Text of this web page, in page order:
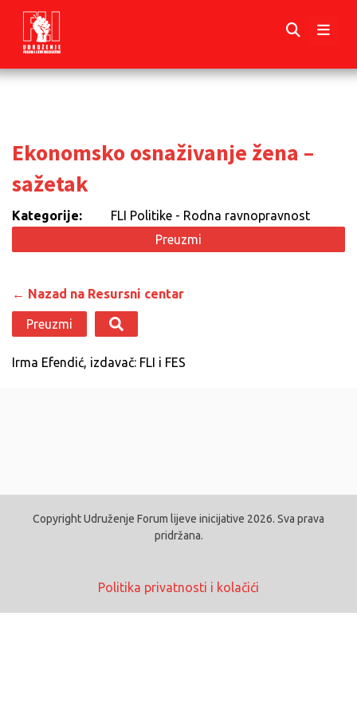
Ekonomsko osnaživanje žena –
sažetak
Kategorije:
FLI Politike - Rodna ravnopravnost
Preuzmi
← Nazad na Resursni centar
Irma Efendić, izdavač: FLI i FES
Preuzmi
Copyright Udruženje Forum lijeve inicijative 2026. Sva prava
pridržana.
Politika privatnosti i kolačići